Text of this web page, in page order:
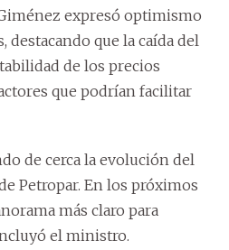
expresó optimismo
destacando que la caída del
de los precios
que podrían facilitar
de cerca la evolución del
Petropar. En los próximos
más claro para
el ministro.